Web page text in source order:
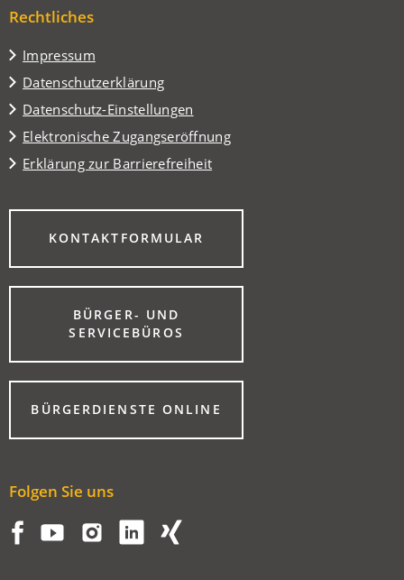
Tab)
neuen
Rechtliches
Impressum
Datenschutzerklärung
Datenschutz-Einstellungen
Elektronische Zugangseröffnung
Erklärung zur Barrierefreiheit
KONTAKTFORMULAR
(ÖFFNET
EINEM
NEUEN
BÜRGER- UND
SERVICEBÜROS
(ÖFFNET
EINEM
NEUEN
TAB)BÜRGERDIENSTE ONLINE
(ÖFFNET
EINEM
TAB)
Folgen Sie uns